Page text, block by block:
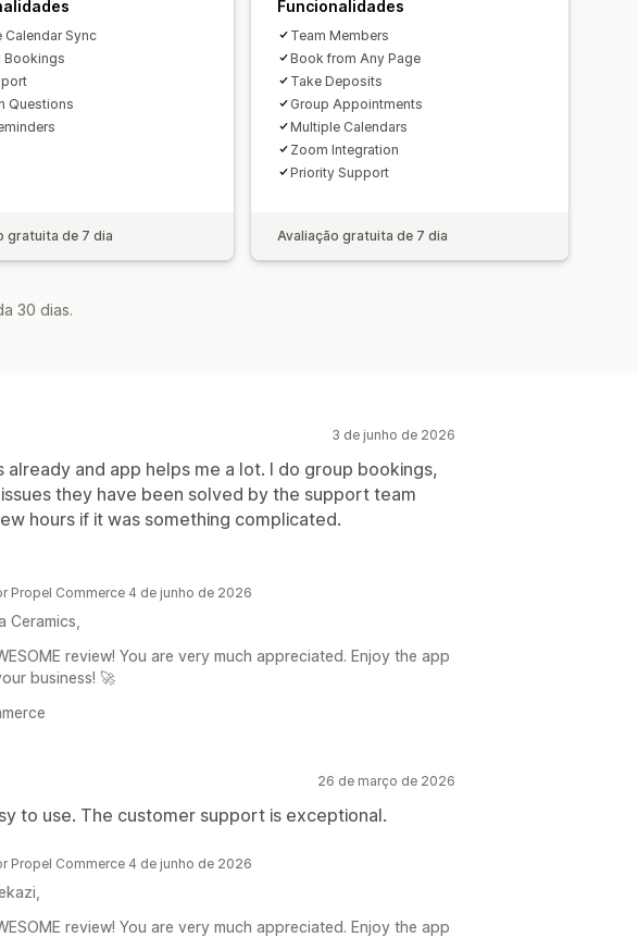
CSS personalizado
Calendar Sync
Bookings
Questions
gratuita de 7 dia
Funcionalidades
Team Members
Book from Any Page
Take Deposits
Group Appointments
Multiple Calendars
Zoom Integration
Priority Support
Avaliação gratuita de 7 dia
30 dias.
3 de junho de 2026
already and app helps me a lot. I do group bookings,
they have been solved by the support team
hours if it was something complicated.
Propel Commerce 4 de junho de 2026
Ceramics,
review! You are very much appreciated. Enjoy the app
business! 🚀
26 de março de 2026
to use. The customer support is exceptional.
Propel Commerce 4 de junho de 2026
review! You are very much appreciated. Enjoy the app